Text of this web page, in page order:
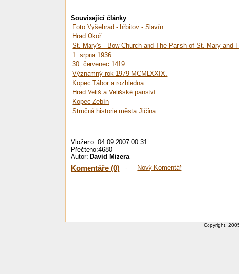
Souvisejicí články
Foto Vyšehrad - hřbitov - Slavín
Hrad Okoř
St. Mary's - Bow Church and The Parish of St. Mary and
1. srpna 1936
30. červenec 1419
Významný rok 1979 MCMLXXIX.
Kopec Tábor a rozhledna
Hrad Veliš a Velišské panství
Kopec Zebín
Stručná historie města Jičína
Vloženo: 04.09.2007 00:31
Přečteno:4680
Autor: David Mizera
Komentáře (0) - Nový Komentář
Copyright,